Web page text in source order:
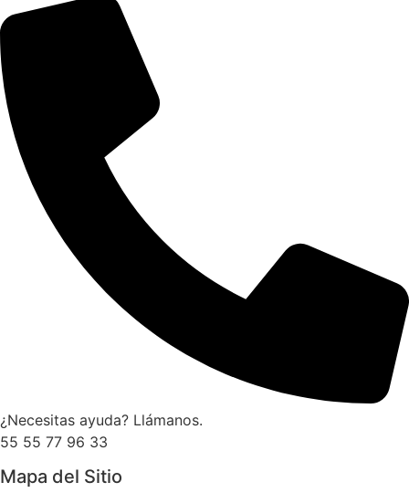
¿Necesitas ayuda? Llámanos.
55 55 77 96 33
Mapa del Sitio